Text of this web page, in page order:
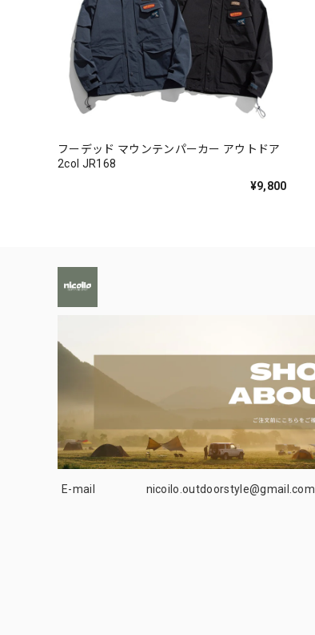
フーデッド マウンテンパーカー アウトドア
2col JR168
¥9,800
E-mail nicoilo.outdoorstyle@gmail.com